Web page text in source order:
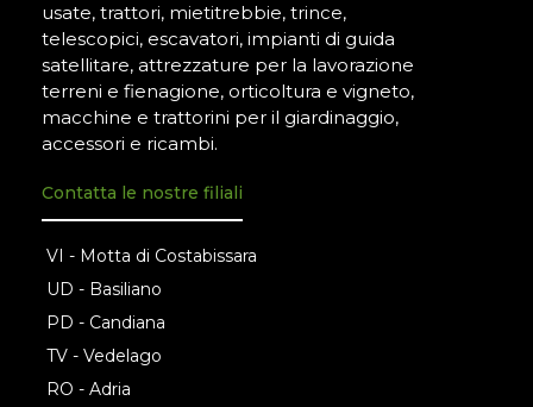
usate, trattori, mietitrebbie, trince,
telescopici, escavatori, impianti di guida
satellitare, attrezzature per la lavorazione
terreni e fienagione, orticoltura e vigneto,
macchine e trattorini per il giardinaggio,
accessori e ricambi.
Contatta le nostre filiali
VI - Motta di Costabissara
UD - Basiliano
PD - Candiana
TV - Vedelago
RO - Adria